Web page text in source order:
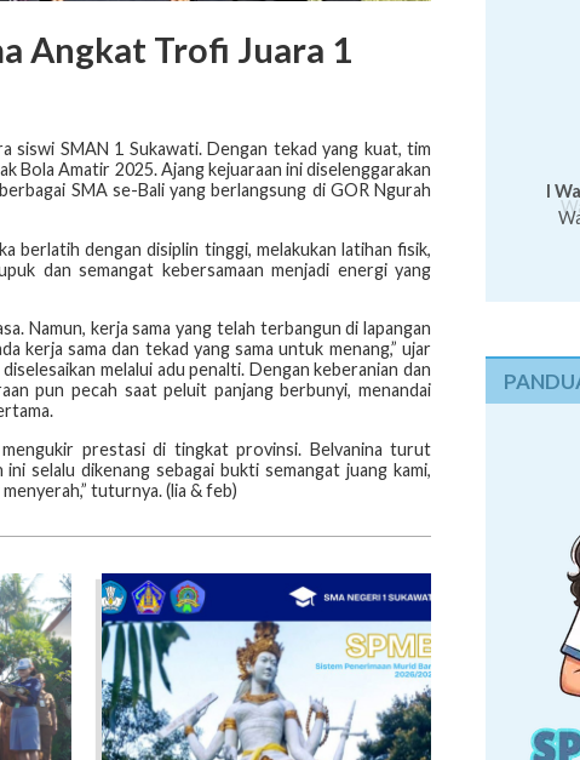
Angkat Trofi Juara 1
siswi SMAN 1 Sukawati. Dengan tekad yang kuat, tim
Bola Amatir 2025. Ajang kejuaraan ini diselenggarakan
SMA se-Bali yang berlangsung di GOR Ngurah
berlatih dengan disiplin tinggi, melakukan latihan fisik,
dan semangat kebersamaan menjadi energi yang
Namun, kerja sama yang telah terbangun di lapangan
kerja sama dan tekad yang sama untuk menang,” ujar
melalui adu penalti. Dengan keberanian dan
pun pecah saat peluit panjang berbunyi, menandai
prestasi di tingkat provinsi. Belvanina turut
selalu dikenang sebagai bukti semangat juang kami,
tuturnya. (lia & feb)
I